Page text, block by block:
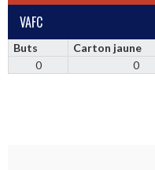
VAFC
Buts Carton jaune
0
0